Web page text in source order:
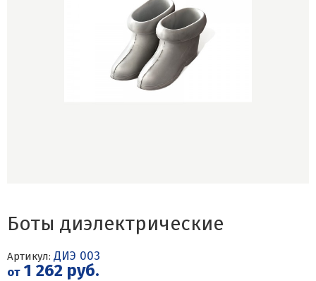
Боты диэлектрические
Артикул: ДИЭ 003
от1 262 руб.